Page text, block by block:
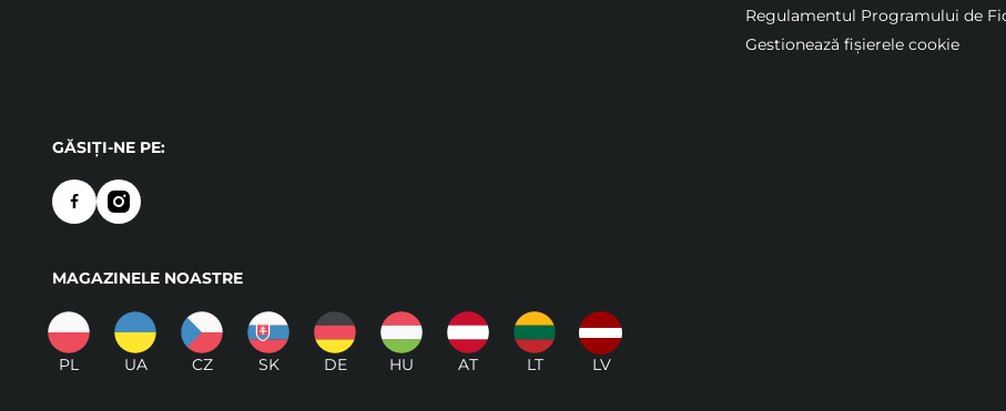
Regulamentul Programului de
Gestionează fișierele cookie
GĂSIȚI-NE PE:
MAGAZINELE NOASTRE
PL UA CZ SK DE HU AT LT LV